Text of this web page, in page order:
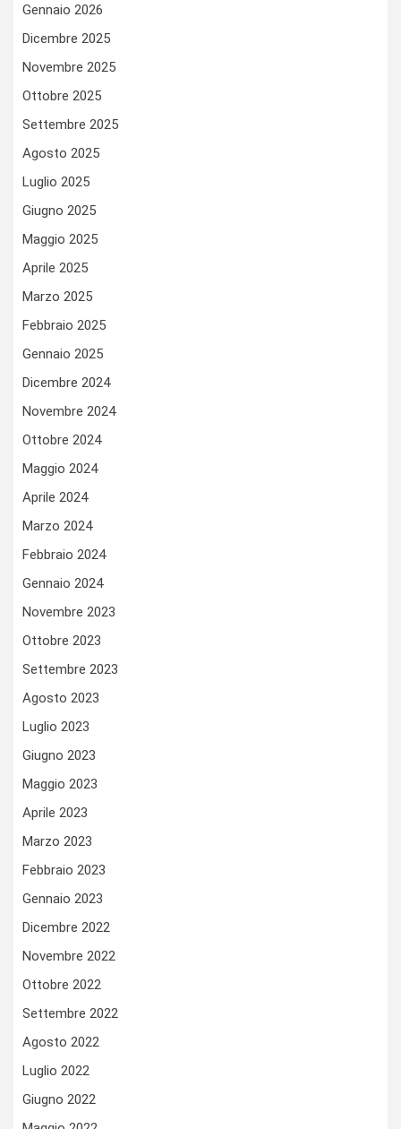
Gennaio 2026
Dicembre 2025
Novembre 2025
Ottobre 2025
Settembre 2025
Agosto 2025
Luglio 2025
Giugno 2025
Maggio 2025
Aprile 2025
Marzo 2025
Febbraio 2025
Gennaio 2025
Dicembre 2024
Novembre 2024
Ottobre 2024
Maggio 2024
Aprile 2024
Marzo 2024
Febbraio 2024
Gennaio 2024
Novembre 2023
Ottobre 2023
Settembre 2023
Agosto 2023
Luglio 2023
Giugno 2023
Maggio 2023
Aprile 2023
Marzo 2023
Febbraio 2023
Gennaio 2023
Dicembre 2022
Novembre 2022
Ottobre 2022
Settembre 2022
Agosto 2022
Luglio 2022
Giugno 2022